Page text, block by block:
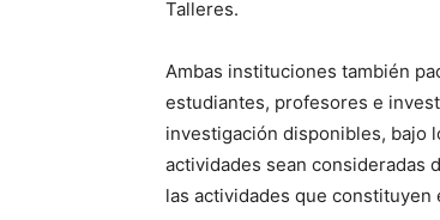
Talleres.
Ambas instituciones también
estudiantes, profesores e
investigación disponibles, bajo
actividades sean consideradas
las actividades que